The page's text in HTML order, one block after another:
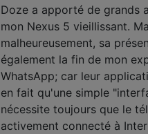
Doze a apporté de grands
mon Nexus 5 vieillissant.
malheureusement, sa
également la fin de mon
WhatsApp; car leur
en fait qu'une simple
nécessite toujours que le
activement connecté à